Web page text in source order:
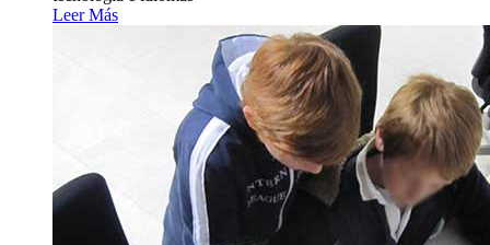
Leer Más